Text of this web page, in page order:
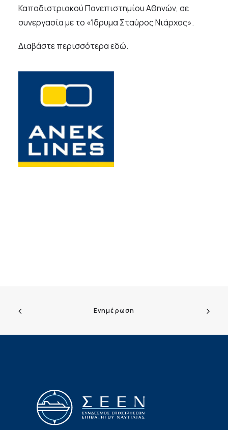
Καποδιστριακού Πανεπιστημίου Αθηνών, σε
συνεργασία με το «Ίδρυμα Σταύρος Νιάρχος».
Διαβάστε περισσότεραεδώ.
Ενημέρωση